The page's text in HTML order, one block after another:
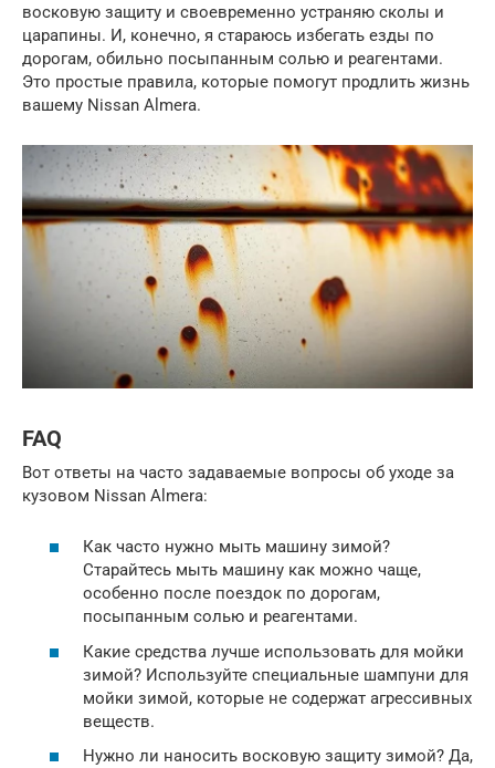
восковую защиту и своевременно устраняю сколы и
царапины. И, конечно, я стараюсь избегать езды по
дорогам, обильно посыпанным солью и реагентами.
Это простые правила, которые помогут продлить жизнь
вашему Nissan Almera.
FAQ
Вот ответы на часто задаваемые вопросы об уходе за
кузовом Nissan Almera:
Как часто нужно мыть машину зимой?
Старайтесь мыть машину как можно чаще,
особенно после поездок по дорогам,
посыпанным солью и реагентами.
Какие средства лучше использовать для мойки
зимой? Используйте специальные шампуни для
мойки зимой, которые не содержат агрессивных
веществ.
Нужно ли наносить восковую защиту зимой? Да,